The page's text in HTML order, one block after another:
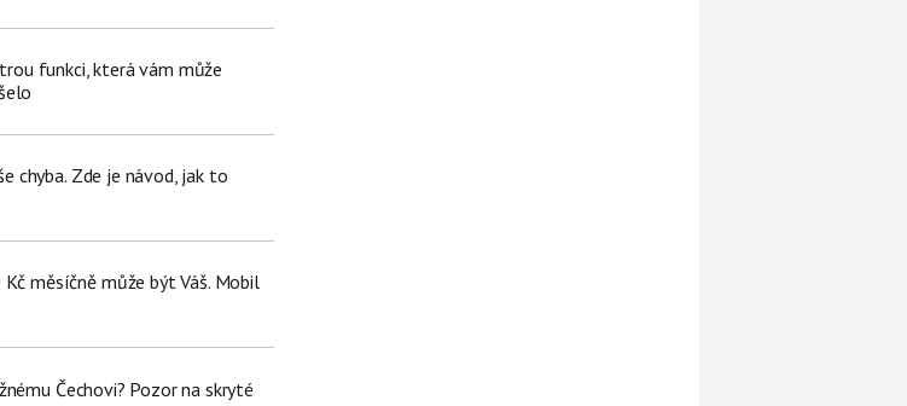
funkci, která vám může
chyba. Zde je návod, jak to
měsíčně může být Váš. Mobil
Čechovi? Pozor na skryté